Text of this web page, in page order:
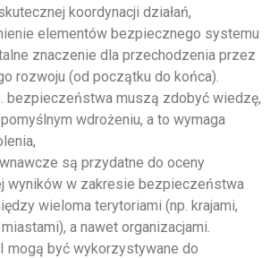
koordynacji działań,
elementów bezpiecznego systemu
znaczenie dla przechodzenia przez
rozwoju (od początku do końca).
bezpieczeństwa muszą zdobyć wiedzę,
wdrożeniu, a to wymaga
są przydatne do oceny
wyników w zakresie bezpieczeństwa
wieloma terytoriami (np. krajami,
a nawet organizacjami.
mogą być wykorzystywane do